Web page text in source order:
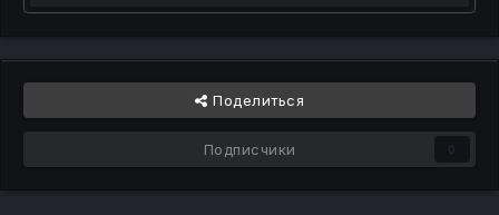
Поделиться
Подписчики 0